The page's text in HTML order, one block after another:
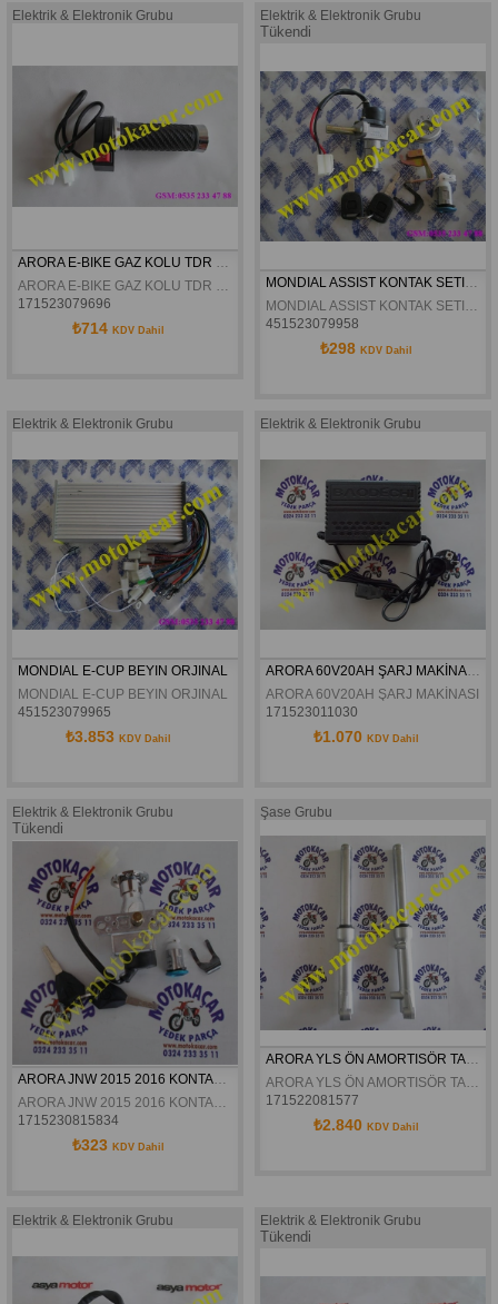
Elektrik & Elektronik Grubu
ARORA E-BIKE GAZ KOLU TDR 601 SZ 250 ORJINAL
ARORA E-BIKE GAZ KOLU TDR 601 SZ 250 ORJINAL
171523079696
₺714 KDV Dahil
Elektrik & Elektronik Grubu
Tükendi
MONDIAL ASSIST KONTAK SETI ORJINAL
MONDIAL ASSIST KONTAK SETI ORJINAL
451523079958
₺298 KDV Dahil
Elektrik & Elektronik Grubu
MONDIAL E-CUP BEYIN ORJINAL
MONDIAL E-CUP BEYIN ORJINAL
451523079965
₺3.853 KDV Dahil
Elektrik & Elektronik Grubu
ARORA 60V20AH ŞARJ MAKİNASI ORJİNAL
ARORA 60V20AH ŞARJ MAKİNASI
171523011030
₺1.070 KDV Dahil
Elektrik & Elektronik Grubu
Tükendi
ARORA JNW 2015 2016 KONTAK ORJİNAL
ARORA JNW 2015 2016 KONTAK ORJİNAL
1715230815834
₺323 KDV Dahil
Şase Grubu
ARORA YLS ÖN AMORTISÖR TAKIM ORJINAL
ARORA YLS ÖN AMORTISÖR TAKIM ORJINAL
171522081577
₺2.840 KDV Dahil
Elektrik & Elektronik Grubu Elektrik & Elektronik Grubu
Tükendi